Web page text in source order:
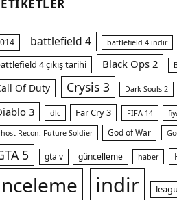
ETIKETLER
battlefield 4 battlefield 4 indir
4 çıkış tarihi Black Ops 2
Of Duty Crysis 3 Dark Souls 2
3 dlc Far Cry 3 FIFA 14
Recon: Future Soldier God of War
5 gta v güncelleme haber
indir